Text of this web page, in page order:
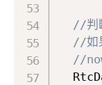
//判
//如
//